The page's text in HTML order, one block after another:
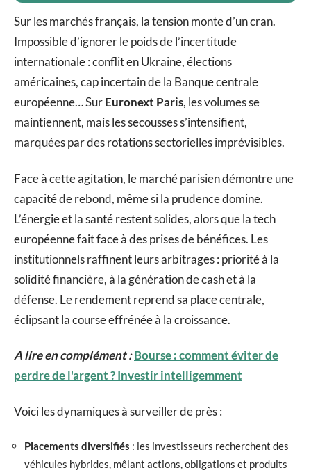
Sur les marchés français, la tension monte d’un cran.
Impossible d’ignorer le poids de l’incertitude
internationale : conflit en Ukraine, élections
américaines, cap incertain de la Banque centrale
européenne… SurEuronext Paris, les volumes se
maintiennent, mais les secousses s’intensifient,
marquées par des rotations sectorielles imprévisibles.
Face à cette agitation, le marché parisien démontre une
capacité de rebond, même si la prudence domine.
L’énergie et la santé restent solides, alors que la tech
européenne fait face à des prises de bénéfices. Les
institutionnels raffinent leurs arbitrages : priorité à la
solidité financière, à la génération de cash et à la
défense. Le rendement reprend sa place centrale,
éclipsant la course effrénée à la croissance.
A lire en complément :Bourse : comment éviter de
perdre de l'argent ? Investir intelligemment
Voici les dynamiques à surveiller de près :
Placements diversifiés : les investisseurs recherchent des
véhicules hybrides, mêlant actions, obligations et produits